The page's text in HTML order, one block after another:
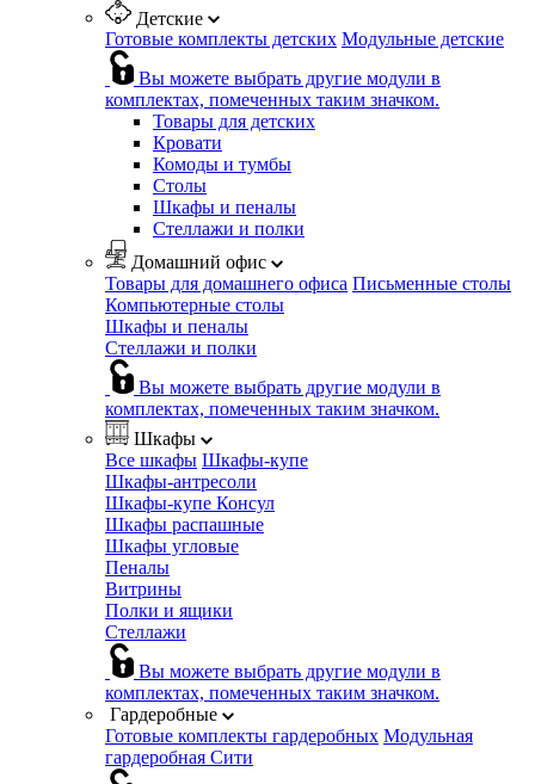
Детские
Готовые комплекты детских Модульные детские
Вы можете выбрать другие модули в
комплектах, помеченных таким значком.
Товары для детских
Кровати
Комоды и тумбы
Столы
Шкафы и пеналы
Стеллажи и полки
Домашний офис
Товары для домашнего офиса Письменные столы
Компьютерные столы
Шкафы и пеналы
Стеллажи и полки
Вы можете выбрать другие модули в
комплектах, помеченных таким значком.
Шкафы
Все шкафы Шкафы-купе
Шкафы-антресоли
Шкафы-купе Консул
Шкафы распашные
Шкафы угловые
Пеналы
Витрины
Полки и ящики
Стеллажи
Вы можете выбрать другие модули в
комплектах, помеченных таким значком.
Гардеробные
Готовые комплекты гардеробных Модульная
гардеробная Сити